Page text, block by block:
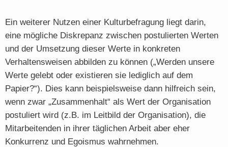
Ein weiterer Nutzen einer Kulturbefragung liegt darin,
eine mögliche Diskrepanz zwischen postulierten Werten
und der Umsetzung dieser Werte in konkreten
Verhaltensweisen abbilden zu können („Werden unsere
Werte gelebt oder existieren sie lediglich auf dem
Papier?“). Dies kann beispielsweise dann hilfreich sein,
wenn zwar „Zusammenhalt“ als Wert der Organisation
postuliert wird (z.B. im Leitbild der Organisation), die
Mitarbeitenden in ihrer täglichen Arbeit aber eher
Konkurrenz und Egoismus wahrnehmen.